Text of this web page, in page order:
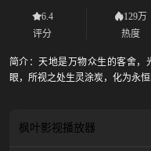
6.4
评分
129万
热度
简介：天地是万物众生的客舍，
眼，所视之处生灵涂炭，化为永
枫叶影视播放器